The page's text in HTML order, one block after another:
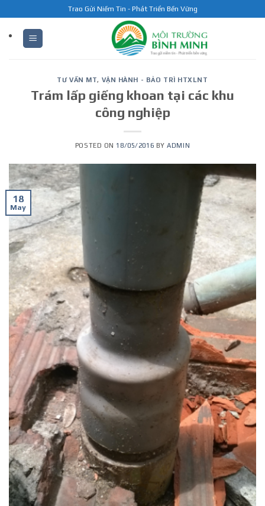
to
content
Trao Gửi Niềm Tin - Phát Triển Bền Vững
TƯ VẤN MT, VẬN HÀNH - BẢO TRÌ HTXLNT
Trám lấp giếng khoan tại các khu
công nghiệp
POSTED ON 18/05/2016 BYADMIN
18
May